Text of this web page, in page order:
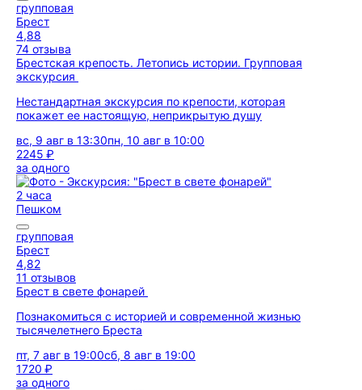
групповая
Брест
4,88
74 отзыва
Брестская крепость. Летопись истории. Групповая
экскурсия
Нестандартная экскурсия по крепости, которая
покажет ее настоящую, неприкрытую душу
вс, 9 авг в 13:30пн, 10 авг в 10:00
2245 ₽
за одного
2 часа
Пешком
групповая
Брест
4,82
11 отзывов
Брест в свете фонарей
Познакомиться с историей и современной жизнью
тысячелетнего Бреста
пт, 7 авг в 19:00сб, 8 авг в 19:00
1720 ₽
за одного